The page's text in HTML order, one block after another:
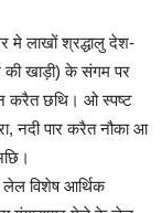
मे लाखों श्रद्धालु देश-
की खाड़ी) के संगम पर
करैत छथि। ओ स्पष्ट
नदी पार करैत नौका आ
विशेष आर्थिक